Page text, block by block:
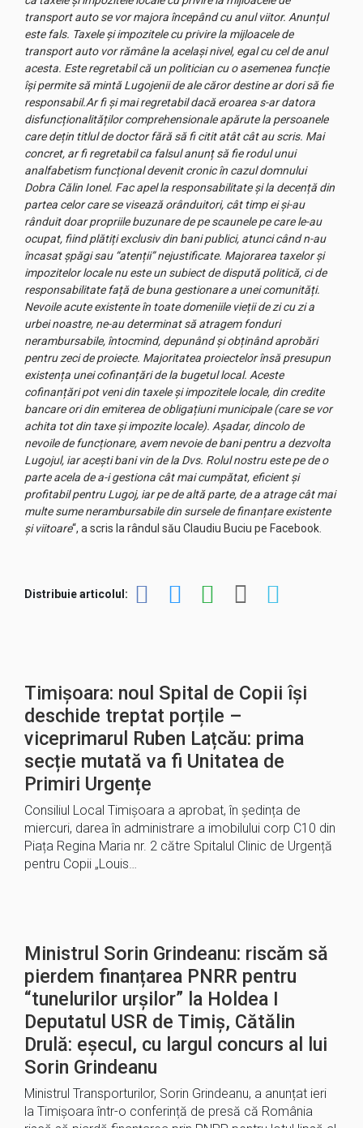
transport auto se vor majora începând cu anul viitor. Anunțul
este fals. Taxele și impozitele cu privire la mijloacele de
transport auto vor rămâne la același nivel, egal cu cel de anul
acesta. Este regretabil că un politician cu o asemenea funcție
își permite să mintă Lugojenii de ale căror destine ar dori să fie
responsabil.Ar fi și mai regretabil dacă eroarea s-ar datora
disfuncționalităților comprehensionale apărute la persoanele
care dețin titlul de doctor fără să fi citit atât cât au scris. Mai
concret, ar fi regretabil ca falsul anunț să fie rodul unui
analfabetism funcțional devenit cronic în cazul domnului
Dobra Călin Ionel. Fac apel la responsabilitate și la decență din
partea celor care se visează orânduitori, cât timp ei și-au
rânduit doar propriile buzunare de pe scaunele pe care le-au
ocupat, fiind plătiți exclusiv din bani publici, atunci când n-au
încasat șpăgi sau “atenții” nejustificate. Majorarea taxelor și
impozitelor locale nu este un subiect de dispută politică, ci de
responsabilitate față de buna gestionare a unei comunități.
Nevoile acute existente în toate domeniile vieții de zi cu zi a
urbei noastre, ne-au determinat să atragem fonduri
nerambursabile, întocmind, depunând și obținând aprobări
pentru zeci de proiecte. Majoritatea proiectelor însă presupun
existența unei cofinanțări de la bugetul local. Aceste
cofinanțări pot veni din taxele și impozitele locale, din credite
bancare ori din emiterea de obligațiuni municipale (care se vor
achita tot din taxe și impozite locale). Așadar, dincolo de
nevoile de funcționare, avem nevoie de bani pentru a dezvolta
Lugojul, iar acești bani vin de la Dvs. Rolul nostru este pe de o
parte acela de a-i gestiona cât mai cumpătat, eficient și
profitabil pentru Lugoj, iar pe de altă parte, de a atrage cât mai
multe sume nerambursabile din sursele de finanțare existente
și viitoare“, a scris la rândul său Claudiu Buciu pe Facebook.
Distribuie articolul:
Timișoara: noul Spital de Copii își
deschide treptat porțile –
viceprimarul Ruben Lațcău: prima
secție mutată va fi Unitatea de
Primiri Urgențe
Consiliul Local Timișoara a aprobat, în ședința de
miercuri, darea în administrare a imobilului corp C10 din
Piața Regina Maria nr. 2 către Spitalul Clinic de Urgență
pentru Copii „Louis…
Ministrul Sorin Grindeanu: riscăm să
pierdem finanțarea PNRR pentru
“tunelurilor urșilor” la Holdea I
Deputatul USR de Timiș, Cătălin
Drulă: eșecul, cu largul concurs al lui
Sorin Grindeanu
Ministrul Transporturilor, Sorin Grindeanu, a anunțat ieri
la Timișoara într-o conferință de presă că România